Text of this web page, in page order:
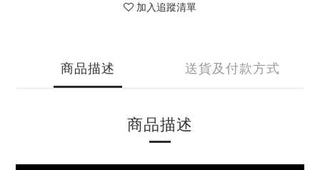
加入追蹤清單
商品描述 送貨及付款方式
商品描述